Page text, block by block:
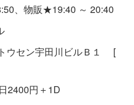
、物販★19:40 ～ 20:40
ウセン宇田川ビルＢ１ [
2400円＋1D